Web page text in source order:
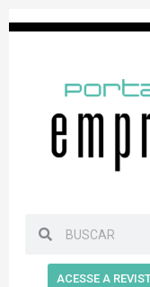
ACESSE A